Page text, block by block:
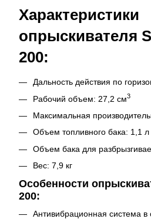
Характеристики
опрыскивателя
200:
Дальность действия по
Рабочий объем: 27,2 см3
Максимальная
Объем топливного бака: 1,1 л
Объем бака для
Вес: 7,9 кг
Особенности
200:
Антивибрационная система в